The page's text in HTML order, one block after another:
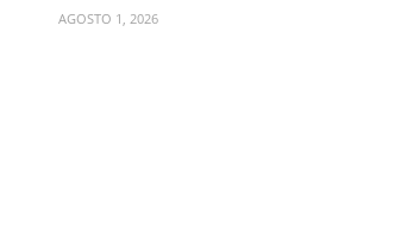
AGOSTO 1, 2026